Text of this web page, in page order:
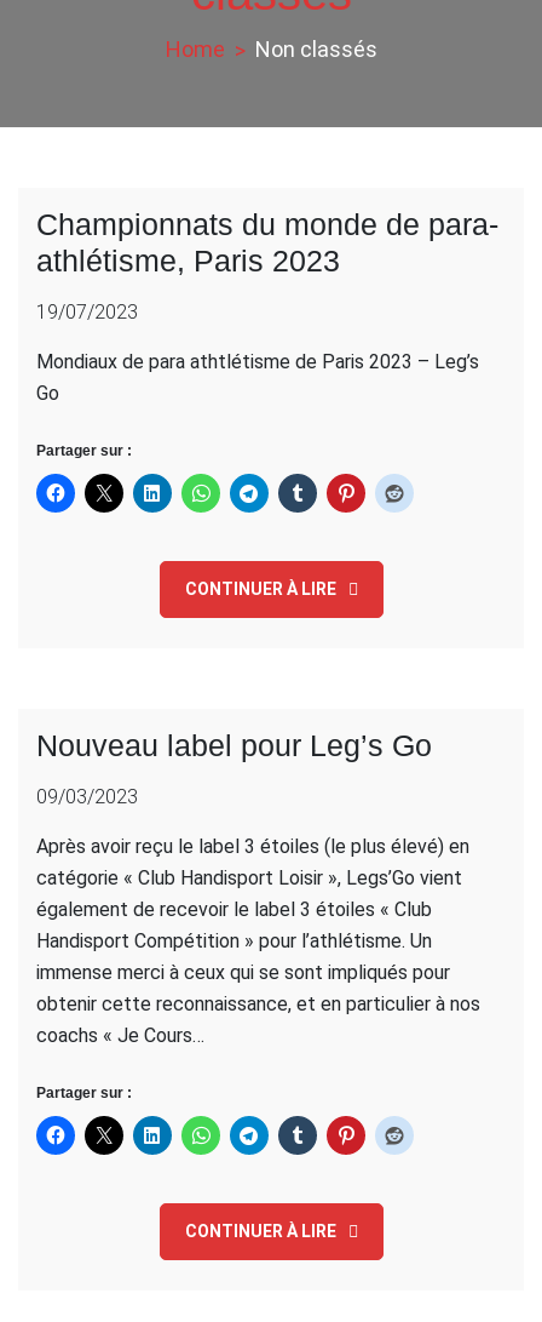
Home Non classés
Championnats du monde de para-
athlétisme, Paris 2023
19/07/2023
Mondiaux de para athtlétisme de Paris 2023 – Leg’s
Go
Partager sur :
CONTINUER À LIRE
Nouveau label pour Leg’s Go
09/03/2023
Après avoir reçu le label 3 étoiles (le plus élevé) en
catégorie « Club Handisport Loisir », Legs’Go vient
également de recevoir le label 3 étoiles « Club
Handisport Compétition » pour l’athlétisme. Un
immense merci à ceux qui se sont impliqués pour
obtenir cette reconnaissance, et en particulier à nos
coachs « Je Cours…
Partager sur :
CONTINUER À LIRE